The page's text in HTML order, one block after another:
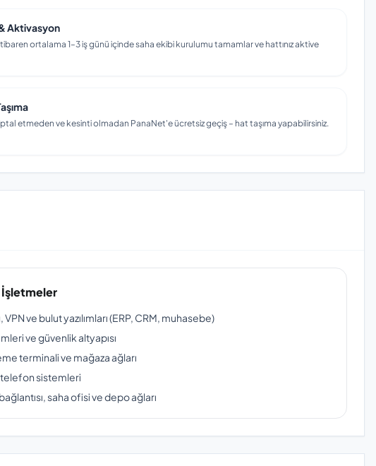
& Aktivasyon
ortalama 1–3 iş günü içinde saha ekibi kurulumu tamamlar ve hattınız aktive
iptal etmeden ve kesinti olmadan PanaNet'e ücretsiz geçiş – hat taşıma yapabilirsiniz.
İşletmeler
VPN ve bulut yazılımları (ERP, CRM, muhasebe)
ve güvenlik altyapısı
terminali ve mağaza ağları
telefon sistemleri
saha ofisi ve depo ağları